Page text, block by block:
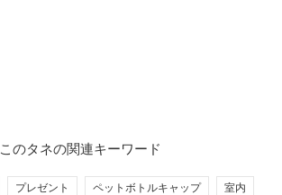
このタネの関連キーワード
プレゼント ペットボトルキャップ 室内